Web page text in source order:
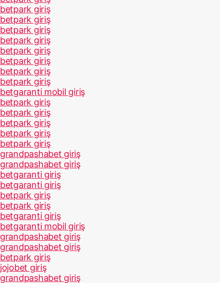
betpark giriş
betpark giriş
betpark giriş
betpark giriş
betpark giriş
betpark giriş
betpark giriş
betpark giriş
betgaranti mobil giriş
betpark giriş
betpark giriş
betpark giriş
betpark giriş
betpark giriş
grandpashabet giriş
grandpashabet giriş
betgaranti giriş
betgaranti giriş
betpark giriş
betpark giriş
betgaranti giriş
betgaranti mobil giriş
grandpashabet giriş
grandpashabet giriş
betpark giriş
jojobet giriş
grandpashabet giriş